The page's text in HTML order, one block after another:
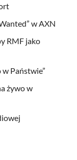
w AXN
RMF jako
Państwie”
żywo w